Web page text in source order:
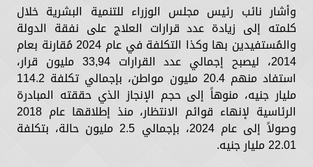
وأشار نائب رئيس مجلس الوزراء للتنمية البشرية خلال
كلمته إلى زيادة عدد قرارات العلاج على نفقة الدولة
والمُستفيدين بها وكذا التكلفة في عام 2024 مُقارنة بعام
2014، ليصبح إجمالي عدد القرارات 33,94 مليون قرار،
استفاد منهم 20.4 مليون مواطن، بإجمالي تكلفة 114.2
مليار جنيه، منوهاً إلى حجم الإنجاز الذي حققته المبادرة
الرئاسية لإنهاء قوائم الانتظار، منذ إطلاقها عام 2018
وصولاً إلى عام 2024، بإجمالي 2.5 مليون حالة، بتكلفة
22.01 مليار جنيه.